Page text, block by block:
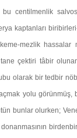
centilmenlik
kaptanları
mezlik hassalar
çektiri tâbir
olarak bir tedbir
yolu görünmüş,
bunlar olurken;